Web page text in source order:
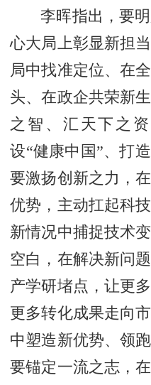
李晖指出，要
心大局上彰显新担
局中找准定位、在
头、在政企共荣新
之智、汇天下之
设“健康中国”、打
要激扬创新之力，
优势，主动扛起科
新情况中捕捉技术
空白，在解决新问
产学研堵点，让更
更多转化成果走向
中塑造新优势、领
要锚定一流之志，